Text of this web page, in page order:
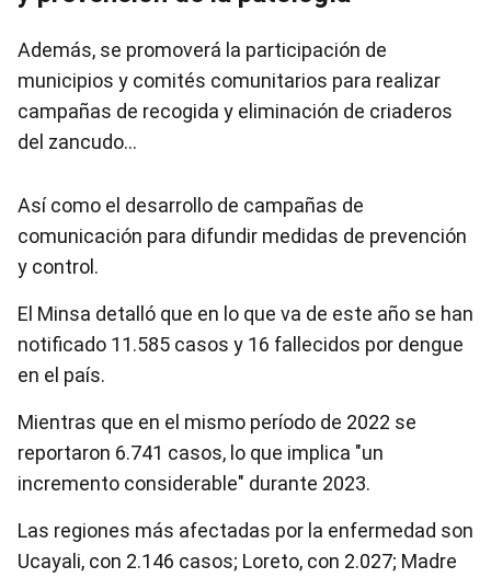
Además, se promoverá la participación de
municipios y comités comunitarios para realizar
campañas de recogida y eliminación de criaderos
del zancudo…
Así como el desarrollo de campañas de
comunicación para difundir medidas de prevención
y control.
El Minsa detalló que en lo que va de este año se han
notificado 11.585 casos y 16 fallecidos por dengue
en el país.
Mientras que en el mismo período de 2022 se
reportaron 6.741 casos, lo que implica "un
incremento considerable" durante 2023.
Las regiones más afectadas por la enfermedad son
Ucayali, con 2.146 casos; Loreto, con 2.027; Madre